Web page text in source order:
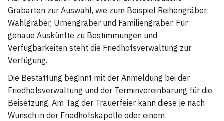
Grabarten zur Auswahl, wie zum Beispiel Reihengräber,
Wahlgräber, Urnengräber und Familiengräber. Für
genaue Auskünfte zu Bestimmungen und
Verfügbarkeiten steht die Friedhofsverwaltung zur
Verfügung.
Die Bestattung beginnt mit der Anmeldung bei der
Friedhofsverwaltung und der Terminvereinbarung für die
Beisetzung. Am Tag der Trauerfeier kann diese je nach
Wunsch in der Friedhofskapelle oder einem